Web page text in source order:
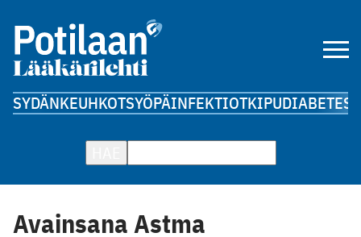
SYDÄNKEUHKOTSYÖPÄINFEKTIOTKIPUDIABETES
Avainsana Astma